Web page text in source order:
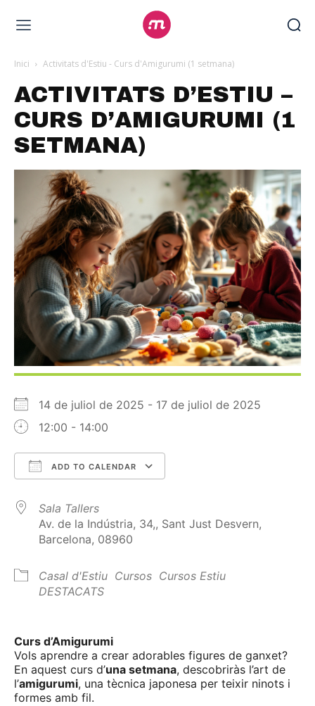
Inici Activitats d'Estiu - Curs d'Amigurumi (1 setmana)
ACTIVITATS D’ESTIU –
CURS D’AMIGURUMI (1
SETMANA)
14 de juliol de 2025 - 17 de juliol de 2025
12:00 - 14:00
ADD TO CALENDAR
Sala Tallers
Av. de la Indústria, 34,, Sant Just Desvern,
Barcelona, 08960
Casal d'Estiu Cursos Cursos Estiu
DESTACATS
Curs d’Amigurumi
Vols aprendre a crear adorables figures de ganxet?
En aquest curs d’una setmana, descobriràs l’art de
l’amigurumi, una tècnica japonesa per teixir ninots i
formes amb fil.